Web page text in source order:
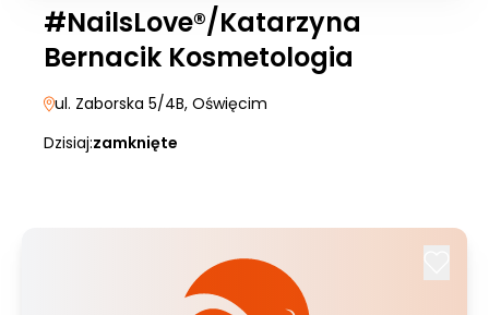
#NailsLove®/Katarzyna
Bernacik Kosmetologia
ul. Zaborska 5/4B, Oświęcim
Dzisiaj:zamknięte